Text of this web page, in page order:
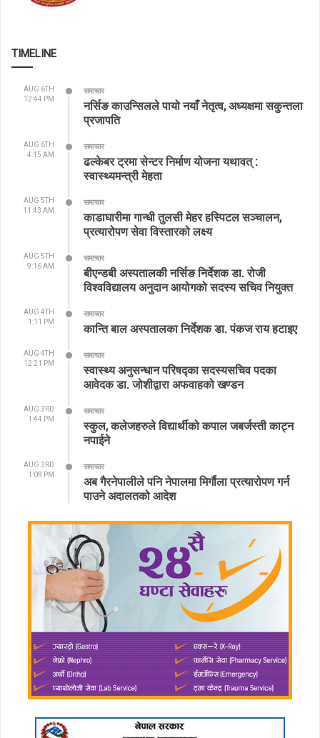
TIMELINE
AUG 6TH
12:44 PM
समाचार
नर्सिङ काउन्सिलले पायो नयाँ नेतृत्व, अध्यक्षमा सकुन्तला
प्रजापति
AUG 6TH
4:15 AM
समाचार
ढल्केबर ट्रमा सेन्टर निर्माण योजना यथावत् :
स्वास्थ्यमन्त्री मेहता
AUG 5TH
11:43 AM
समाचार
काडाघारीमा गान्धी तुलसी मेहर हस्पिटल सञ्चालन,
प्रत्यारोपण सेवा विस्तारको लक्ष्य
AUG 5TH
9:16 AM
समाचार
बीएन्डबी अस्पतालकी नर्सिङ निर्देशक डा. रोजी
विश्वविद्यालय अनुदान आयोगको सदस्य सचिव नियुक्त
AUG 4TH
1:11 PM
समाचार
कान्ति बाल अस्पतालका निर्देशक डा. पंकज राय हटाइए
AUG 4TH
12:21 PM
समाचार
स्वास्थ्य अनुसन्धान परिषद्का सदस्यसचिव पदका
आवेदक डा. जोशीद्वारा अफवाहको खण्डन
AUG 3RD
1:44 PM
समाचार
स्कुल, कलेजहरुले विद्यार्थीको कपाल जबर्जस्ती काट्न
नपाईने
AUG 3RD
1:09 PM
समाचार
अब गैरनेपालीले पनि नेपालमा मिर्गौला प्रत्यारोपण गर्न
पाउने अदालतको आदेश